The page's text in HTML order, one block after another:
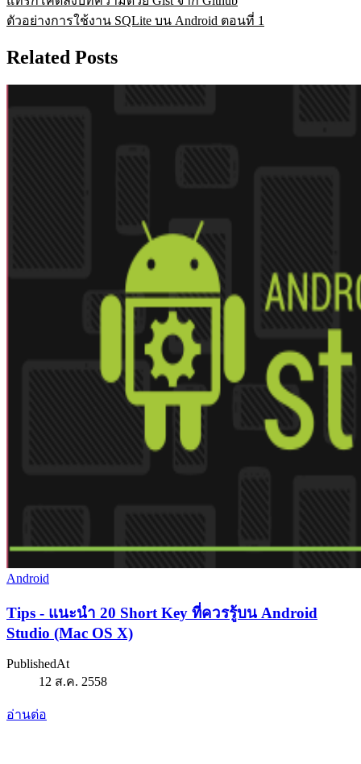
ตัวอย่างการใช้งาน SQLite บน Android ตอนที่ 1
Related Posts
Android
Tips - แนะนำ 20 Short Key ที่ควรรู้บน Android
Studio (Mac OS X)
PublishedAt
12 ส.ค. 2558
อ่านต่อ